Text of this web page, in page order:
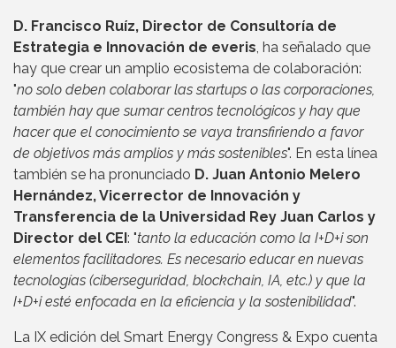
D. Francisco Ruíz, Director de Consultoría de
Estrategia e Innovación de everis , ha señalado que
hay que crear un amplio ecosistema de colaboración:
"no solo deben colaborar las startups o las corporaciones,
también hay que sumar centros tecnológicos y hay que
hacer que el conocimiento se vaya transfiriendo a favor
de objetivos más amplios y más sostenibles". En esta línea
también se ha pronunciado D. Juan Antonio Melero
Hernández, Vicerrector de Innovación y
Transferencia de la Universidad Rey Juan Carlos y
Director del CEI: "tanto la educación como la I+D+i son
elementos facilitadores. Es necesario educar en nuevas
tecnologías (ciberseguridad, blockchain, IA, etc.) y que la
I+D+i esté enfocada en la eficiencia y la sostenibilidad".
La IX edición del Smart Energy Congress & Expo cuenta